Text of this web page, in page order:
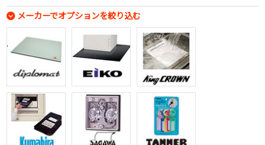
メーカーでオプションを絞り込む